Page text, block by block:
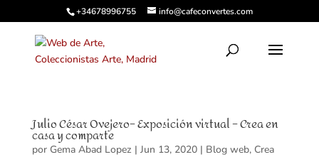
+34678996755 info@cafeconvertes.com
Julio César Ovejero– Exposición virtual – Crea en
casa y comparte
por Gema Abad Lopez | Jun 13, 2020| Blog web, Crea